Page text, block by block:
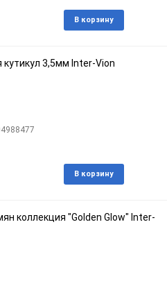
В корзину
кутикул 3,5мм Inter-Vion
В корзину
коллекция "Golden Glow" Inter-